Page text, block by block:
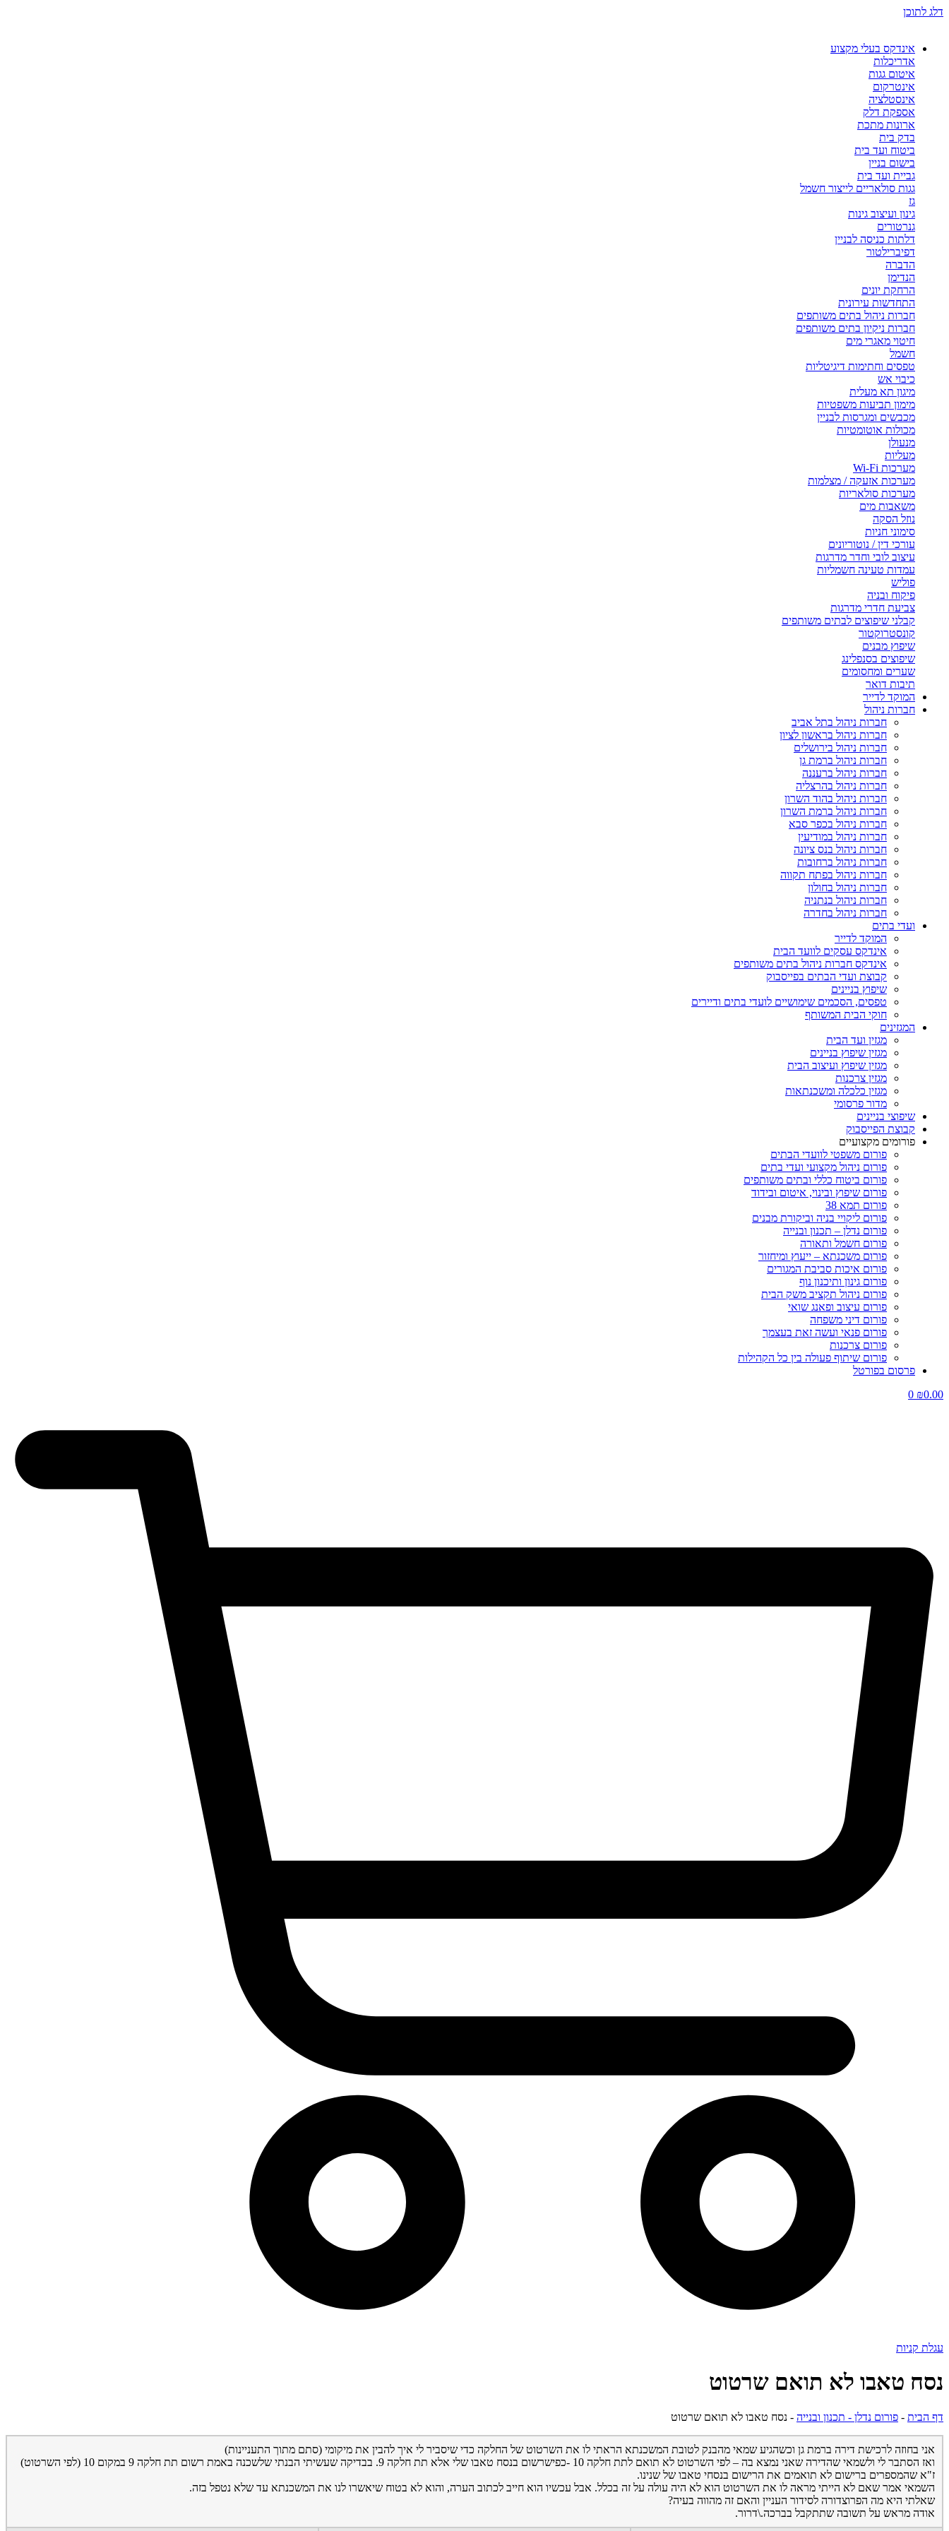
דלג לתוכן
אינדקס בעלי מקצוע
אדריכלות
איטום גגות
אינטרקום
אינסטלציה
אספקת דלק
ארונות מתכת
בדק בית
ביטוח ועד בית
בישום בניין
גביית ועד בית
גגות סולאריים לייצור חשמל
גז
גינון ועיצוב גינות
גנרטורים
דלתות כניסה לבניין
דפיברילטור
הדברה
הנדימן
הרחקת יונים
התחדשות עירונית
חברות ניהול בתים משותפים
חברות ניקיון בתים משותפים
חיטוי מאגרי מים
חשמל
טפסים וחתימות דיגיטליות
כיבוי אש
מיגון תא מעלית
מימון תביעות משפטיות
מכבשים ומגרסות לבניין
מכולות אוטומטיות
מנעולן
מעליות
מערכות Wi-Fi
מערכות אזעקה / מצלמות
מערכות סולאריות
משאבות מים
נוזל הסקה
סימוני חניות
עורכי דין / נוטוריונים
עיצוב לובי וחדר מדרגות
עמדות טעינה חשמליות
פוליש
פיקוח ובניה
צביעת חדרי מדרגות
קבלני שיפוצים לבתים משותפים
קונסטרוקטור
שיפוץ מבנים
שיפוצים בסנפלינג
שערים ומחסומים
תיבות דואר
המוקד לדייר
חברות ניהול
חברות ניהול בתל אביב
חברות ניהול בראשון לציון
חברות ניהול בירושלים
חברות ניהול ברמת גן
חברות ניהול ברעננה
חברות ניהול בהרצליה
חברות ניהול בהוד השרון
חברות ניהול ברמת השרון
חברות ניהול בכפר סבא
חברות ניהול במודיעין
חברות ניהול בנס ציונה
חברות ניהול ברחובות
חברות ניהול בפתח תקווה
חברות ניהול בחולון
חברות ניהול בנתניה
חברות ניהול בחדרה
ועדי בתים
המוקד לדייר
אינדקס עסקים לוועד הבית
אינדקס חברות ניהול בתים משותפים
קבוצת ועדי הבתים בפייסבוק
שיפוץ בניינים
טפסים, הסכמים שימושיים לועדי בתים ודיירים
חוקי הבית המשותף
המגזינים
מגזין ועד הבית
מגזין שיפוץ בניינים
מגזין שיפוץ ועיצוב הבית
מגזין צרכנות
מגזין כלכלה ומשכנתאות
מדור פרסומי
שיפוצי בניינים
קבוצת הפייסבוק
פורומים מקצועיים
פורום משפטי לוועדי הבתים
פורום ניהול מקצועי ועדי בתים
פורום ביטוח כללי ובתים משותפים
פורום שיפוץ ובינוי, איטום ובידוד
פורום תמא 38
פורום ליקויי בניה וביקורת מבנים
פורום נדלן – תכנון ובנייה
פורום חשמל ותאורה
פורום משכנתא – ייעוץ ומיחזור
פורום איכות סביבת המגורים
פורום גינון ותיכנון נוף
פורום ניהול תקציב משק הבית
פורום עיצוב ופאנג שואי
פורום דיני משפחה
פורום פנאי ועשה זאת בעצמך
פורום צרכנות
פורום שיתוף פעולה בין כל הקהילות
פרסום בפורטל
₪0.00
0
עגלת קניות
נסח טאבו לא תואם שרטוט
דף הבית - פורום נדלן - תכנון ובנייה - נסח טאבו לא תואם שרטוט
אני בחוזה לרכישת דירה ברמת גן וכשהגיע שמאי מהבנק לטובת המשכנתא הראתי לו את השרטוט של החלקה כדי שיסביר לי איך להבין את מיקומי (סתם מתוך התעניינות)
ואז הסתבר לי ולשמאי שהדירה שאני נמצא בה – לפי השרטוט לא תואם לתת חלקה 10 -כפישרשום בנסח טאבו שלי אלא תת חלקה 9. בבדיקה שעשיתי הבנתי שלשכנה באמת רשום תת חלקה 9 במקום 10 (לפי השרטוט)
ז"א שהמספרים ברישום לא תואמים את הרישום בנסחי טאבו של שנינו.
השמאי אמר שאם לא הייתי מראה לו את השרטוט הוא לא היה עולה על זה בכלל. אבל עכשיו הוא חייב לכתוב הערה, והוא לא בטוח שיאשרו לנו את המשכנתא עד שלא נטפל בזה.
שאלתי היא מה הפרוצדורה לסידור העניין והאם זה מהווה בעיה?
אודה מראש על תשובה שתתקבל בברכה.\דרור.